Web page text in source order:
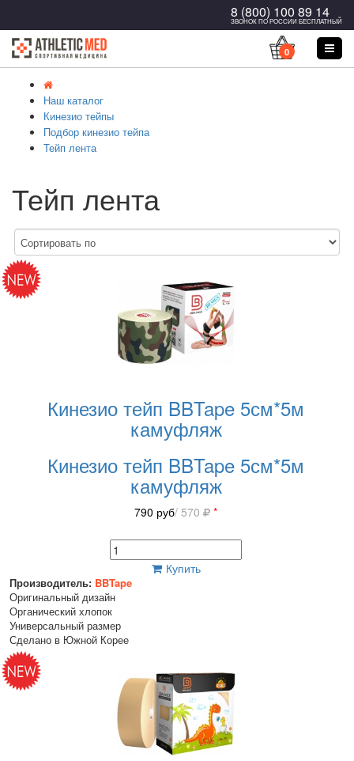
8 (800) 100 89 14
ЗВОНОК ПО РОССИИ БЕСПЛАТНЫЙ
0
Наш каталог
Кинезио тейпы
Подбор кинезио тейпа
Тейп лента
Тейп лента
Кинезио тейп BBTape 5см*5м
камуфляж
Кинезио тейп BBTape 5см*5м
камуфляж
790 руб/ 570 *
Купить
Производитель: BBTape
Оригинальный дизайн
Органический хлопок
Универсальный размер
Сделано в Южной Корее